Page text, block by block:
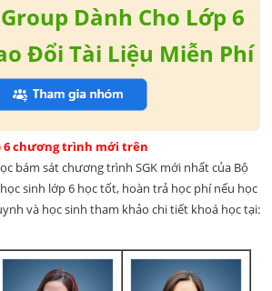
Dành Cho Lớp 6
Đổi Tài Liệu Miễn Phí
6 chương trình mới trên
bám sát chương trình SGK mới nhất của Bộ
sinh lớp 6 học tốt, hoàn trả học phí nếu học
và học sinh tham khảo chi tiết khoá học tại: